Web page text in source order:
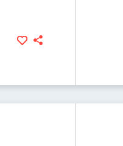
Mann, Maciej Jankowski